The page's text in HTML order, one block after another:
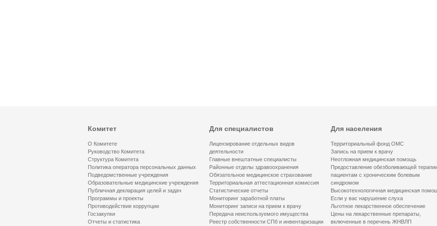
Комитет
О Комитете
Руководство Комитета
Структура Комитета
Политика оператора персональных данных
Подведомственные учреждения
Образовательные медицинские учреждения
Публичная декларация целей и задач
Программы и проекты
Противодействие коррупции
Госзакупки
Отчеты и статистика
Для специалистов
Лицензирование отдельных видов
деятельности
Главные внештатные специалисты
Районные отделы здравоохранения
Обязательное медицинское страхование
Территориальная аттестационная комиссия
Статистические отчеты
Мониторинг заработной платы
Мониторинг записи на прием к врачу
Передача неиспользуемого имущества
Реестр собственности СПб и инвентаризации
Для населения
Территориальный фонд ОМС
Запись на прием к врачу
Неотложная медицинская помощь
Предоставление обезболивающей
пациентам с хроническим болевым
синдромом
Высокотехнологичная медицинская
Если у вас нарушение слуха
Льготное лекарственное обеспечение
Цены на лекарственные препараты,
включенные в перечень ЖНВЛП